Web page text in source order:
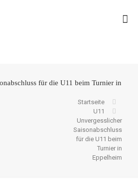
für die U11 beim Turnier in
Startseite
U11
Unvergesslicher
Saisonabschluss
für die U11 beim
Turnier in
Eppelheim